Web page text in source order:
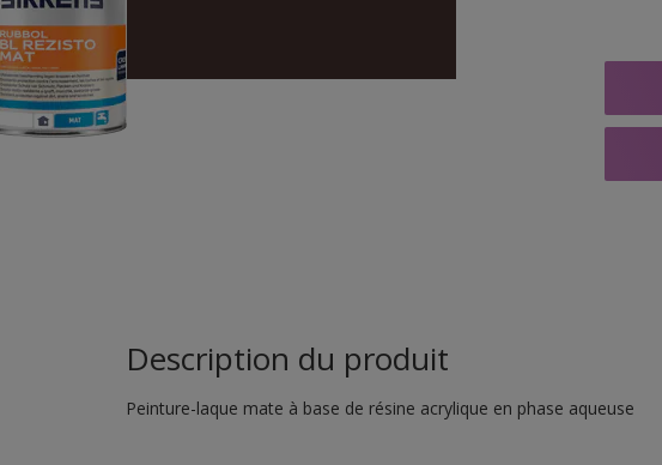
Description du produit
Peinture-laque mate à base de résine acrylique en phase aqueuse